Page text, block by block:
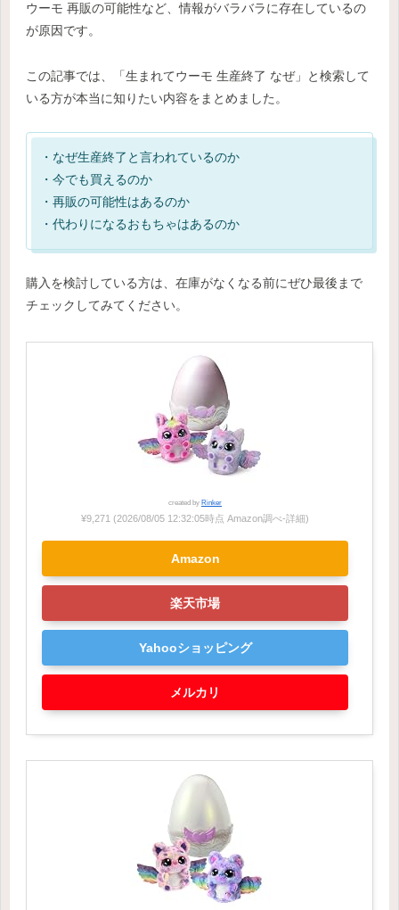
ウーモ 再販の可能性など、情報がバラバラに存在しているの
が原因です。
この記事では、「生まれてウーモ 生産終了 なぜ」と検索して
いる方が本当に知りたい内容をまとめました。
・なぜ生産終了と言われているのか
・今でも買えるのか
・再販の可能性はあるのか
・代わりになるおもちゃはあるのか
購入を検討している方は、在庫がなくなる前にぜひ最後まで
チェックしてみてください。
created by Rinker
¥9,271 (2026/08/05 12:32:05時点 Amazon調べ-詳細)
Amazon
楽天市場
Yahooショッピング
メルカリ